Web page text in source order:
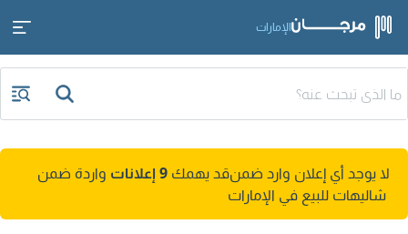
الإمارات
لا يوجد أي إعلان وارد ضمنقد يهمك 9 إعلانات
واردة ضمن
شاليهات للبيع في الإمارات